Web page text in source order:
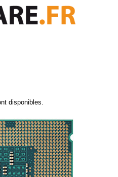
disponibles.